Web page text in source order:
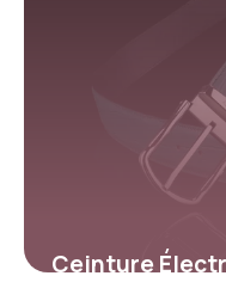
Ceinture